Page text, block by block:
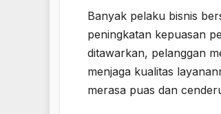
Banyak pelaku bisnis
peningkatan kepuasan
ditawarkan, pelanggan
menjaga kualitas
merasa puas dan